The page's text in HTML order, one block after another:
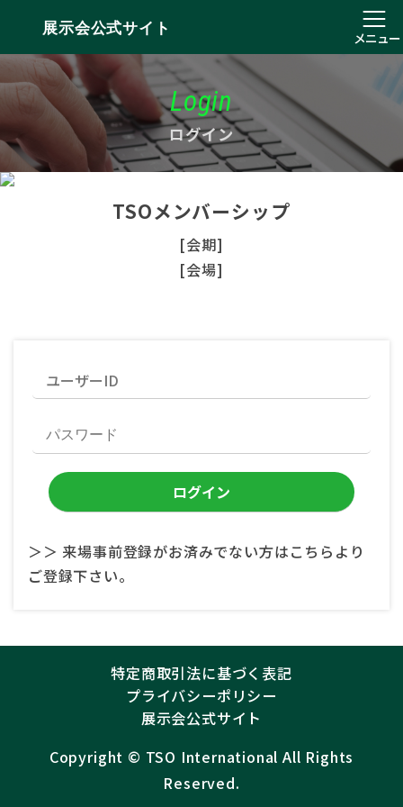
展示会公式サイト
メニュー
Login
ログイン
TSOメンバーシップ
[会期]
[会場]
＞＞ 来場事前登録がお済みでない方はこちらより
ご登録下さい。
特定商取引法に基づく表記
プライバシーポリシー
展示会公式サイト
Copyright ©︎ TSO International All Rights
Reserved.